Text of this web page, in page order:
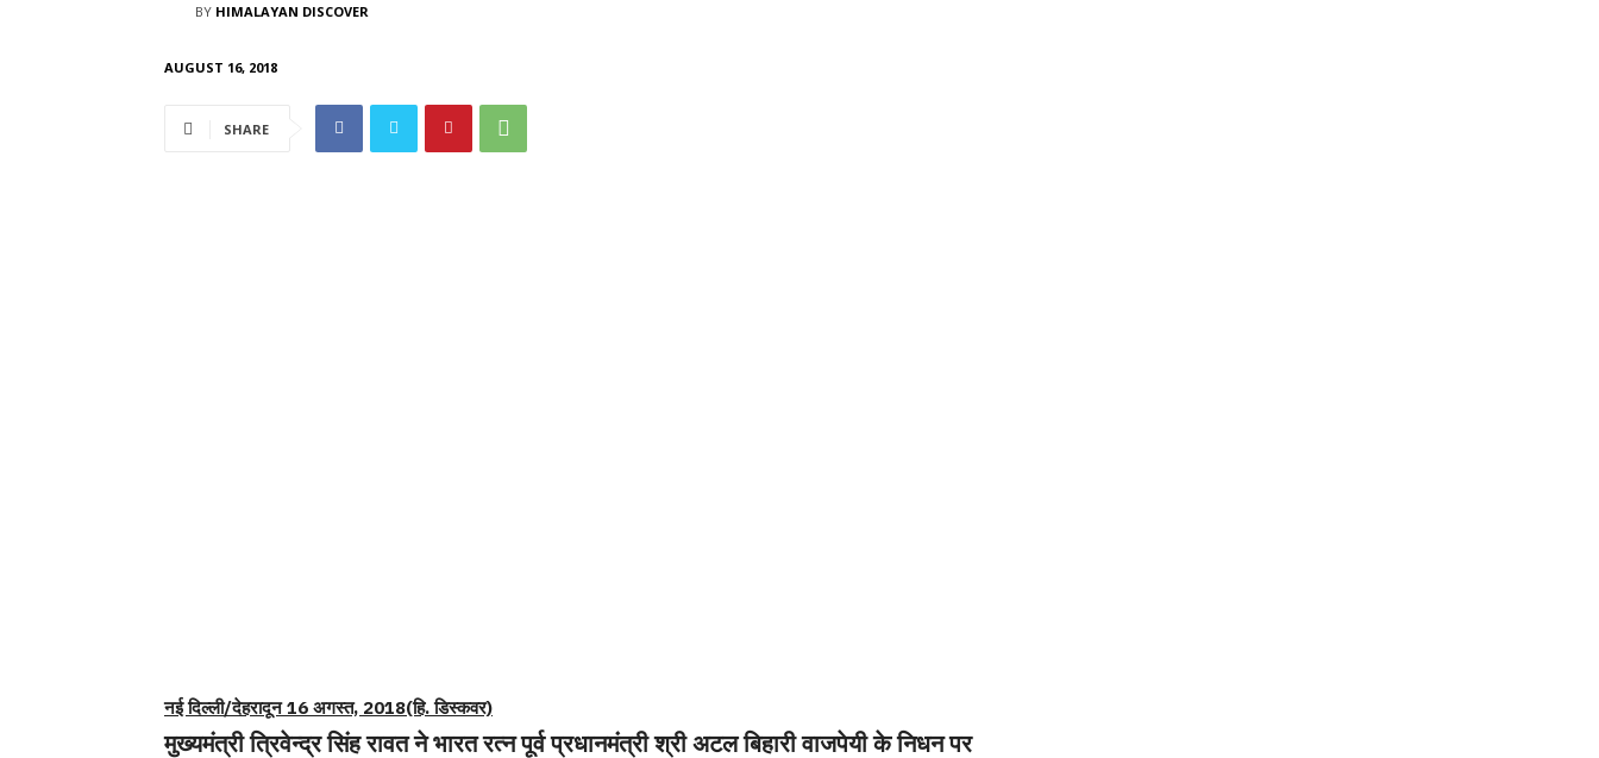
BY HIMALAYAN DISCOVER
AUGUST 16, 2018
SHARE
नई दिल्ली/देहरादून 16 अगस्त, 2018(हि. डिस्कवर)
मुख्यमंत्री त्रिवेन्द्र सिंह रावत ने भारत रत्न पूर्व प्रधानमंत्री श्री अटल बिहारी वाजपेयी के निधन पर